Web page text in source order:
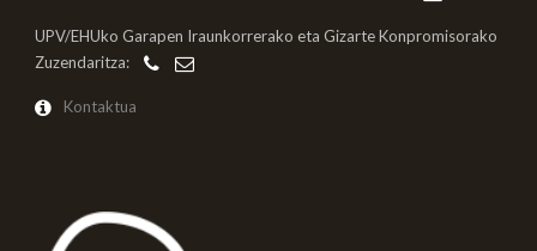
UPV/EHUko Garapen Iraunkorrerako eta Gizarte Konpromisorako
Zuzendaritza:
Kontaktua